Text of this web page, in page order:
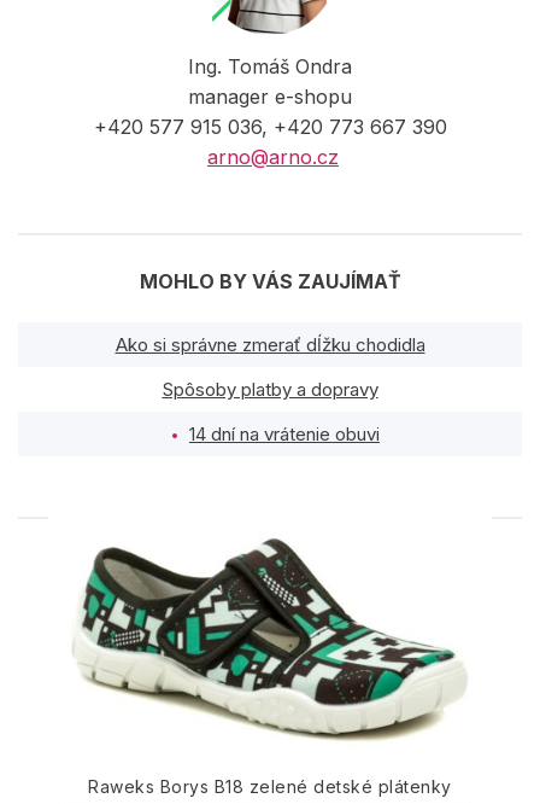
Ing. Tomáš Ondra
manager e-shopu
+420 577 915 036, +420 773 667 390
arno@arno.cz
MOHLO BY VÁS ZAUJÍMAŤ
Ako si správne zmerať dĺžku chodidla
Spôsoby platby a dopravy
14 dní na vrátenie obuvi
PODOBNÉ PRODUKTY
Raweks Borys B18 zelené detské plátenky